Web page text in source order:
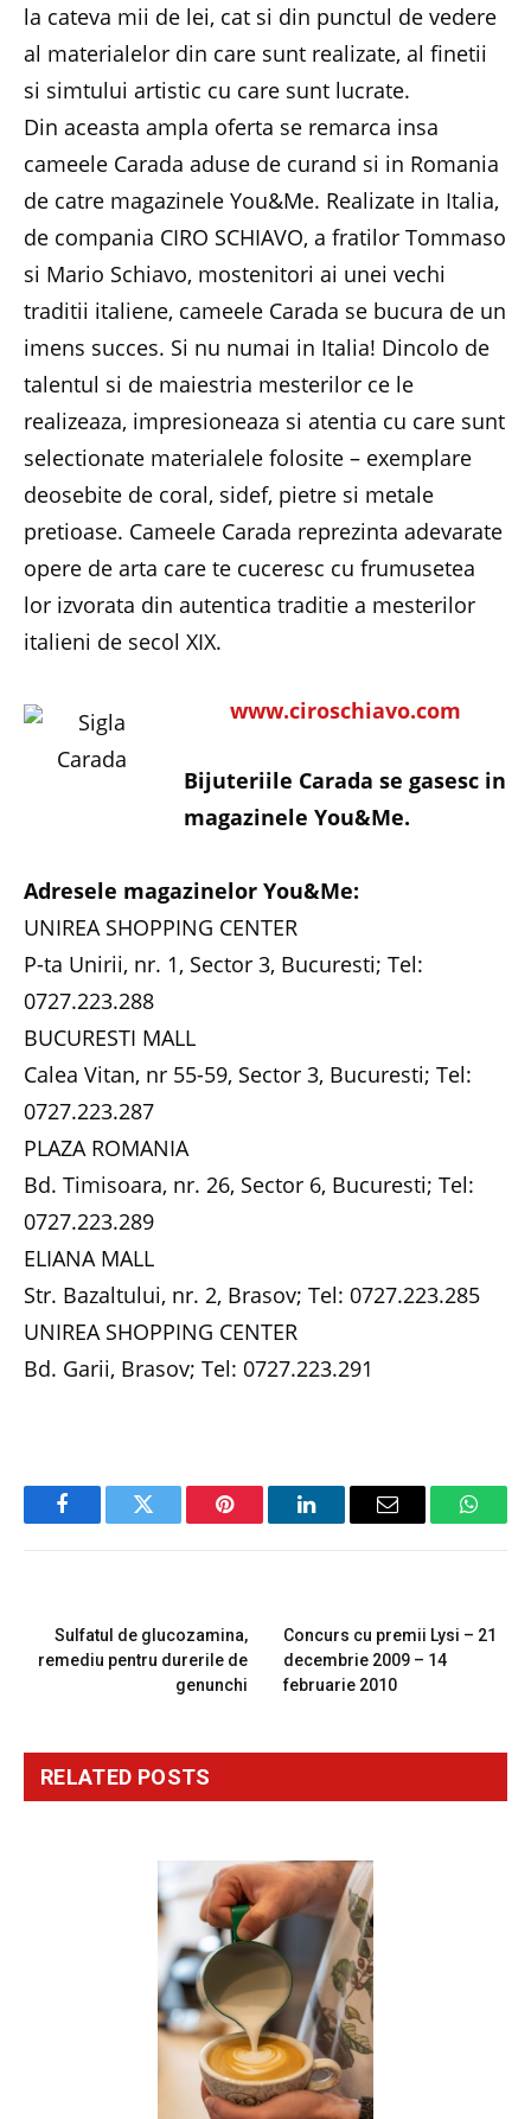
la cateva mii de lei, cat si din punctul de vedere
al materialelor din care sunt realizate, al finetii
si simtului artistic cu care sunt lucrate.
Din aceasta ampla oferta se remarca insa
cameele Carada aduse de curand si in Romania
de catre magazinele You&Me. Realizate in Italia,
de compania CIRO SCHIAVO, a fratilor Tommaso
si Mario Schiavo, mostenitori ai unei vechi
traditii italiene, cameele Carada se bucura de un
imens succes. Si nu numai in Italia! Dincolo de
talentul si de maiestria mesterilor ce le
realizeaza, impresioneaza si atentia cu care sunt
selectionate materialele folosite – exemplare
deosebite de coral, sidef, pietre si metale
pretioase. Cameele Carada reprezinta adevarate
opere de arta care te cuceresc cu frumusetea
lor izvorata din autentica traditie a mesterilor
italieni de secol XIX.
www.ciroschiavo.com
Bijuteriile Carada se gasesc in
magazinele You&Me.
Adresele magazinelor You&Me:
UNIREA SHOPPING CENTER
P-ta Unirii, nr. 1, Sector 3, Bucuresti; Tel:
0727.223.288
BUCURESTI MALL
Calea Vitan, nr 55-59, Sector 3, Bucuresti; Tel:
0727.223.287
PLAZA ROMANIA
Bd. Timisoara, nr. 26, Sector 6, Bucuresti; Tel:
0727.223.289
ELIANA MALL
Str. Bazaltului, nr. 2, Brasov; Tel: 0727.223.285
UNIREA SHOPPING CENTER
Bd. Garii, Brasov; Tel: 0727.223.291
FacebookTwitter Pinterest LinkedInEmail
Sulfatul de glucozamina,
remediu pentru durerile de
genunchi
Concurs cu premii Lysi – 21
decembrie 2009 – 14
februarie 2010
RELATED POSTS